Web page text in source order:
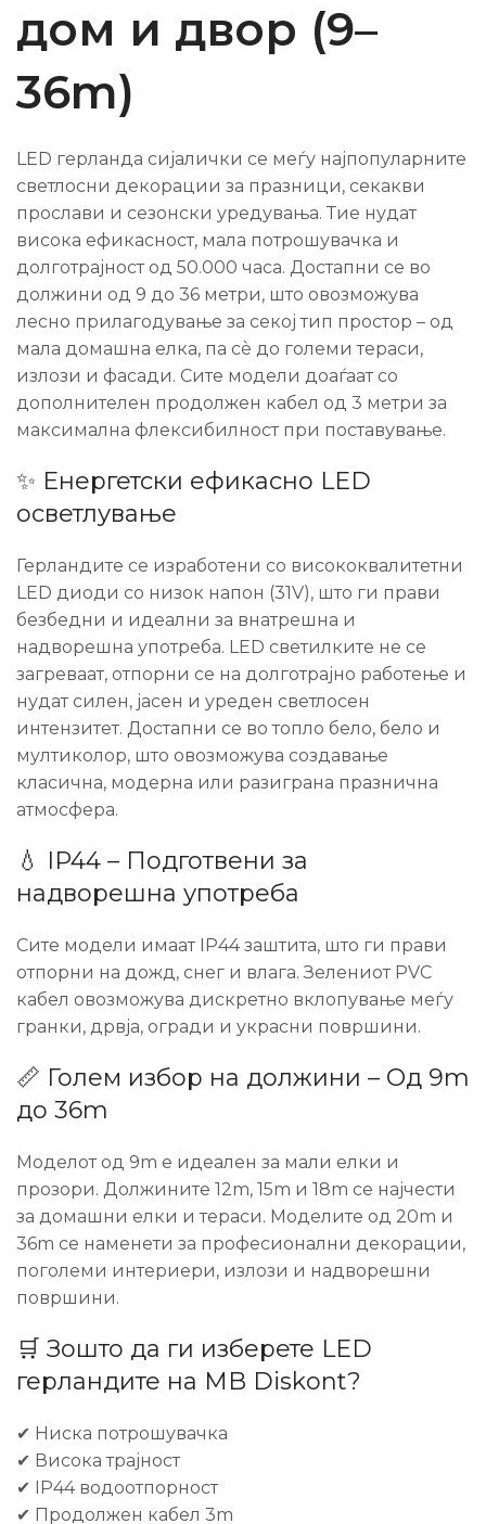
дом и двор (9–
36m)
LED герланда сијалички се меѓу најпопуларните
светлосни декорации за празници, секакви
прослави и сезонски уредувања. Тие нудат
висока ефикасност, мала потрошувачка и
долготрајност од 50.000 часа. Достапни се во
должини од 9 до 36 метри, што овозможува
лесно прилагодување за секој тип простор – од
мала домашна елка, па сè до големи тераси,
излози и фасади. Сите модели доаѓаат со
дополнителен продолжен кабел од 3 метри за
максимална флексибилност при поставување.
✨ Енергетски ефикасно LED
осветлување
Герландите се изработени со висококвалитетни
LED диоди со низок напон (31V), што ги прави
безбедни и идеални за внатрешна и
надворешна употреба. LED светилките не се
загреваат, отпорни се на долготрајно работење и
нудат силен, јасен и уреден светлосен
интензитет. Достапни се во топло бело, бело и
мултиколор, што овозможува создавање
класична, модерна или разиграна празнична
атмосфера.
💧 IP44 – Подготвени за
надворешна употреба
Сите модели имаат IP44 заштита, што ги прави
отпорни на дожд, снег и влага. Зелениот PVC
кабел овозможува дискретно вклопување меѓу
гранки, дрвја, огради и украсни површини.
📏 Голем избор на должини – Од 9m
до 36m
Моделот од 9m е идеален за мали елки и
прозори. Должините 12m, 15m и 18m се најчести
за домашни елки и тераси. Моделите од 20m и
36m се наменети за професионални декорации,
поголеми интериери, излози и надворешни
површини.
🛒 Зошто да ги изберете LED
герландите на MB Diskont?
✔ Ниска потрошувачка
✔ Висока трајност
✔ IP44 водоотпорност
✔ Продолжен кабел 3m